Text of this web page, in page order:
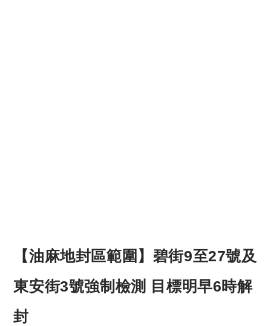
【油麻地封區範圍】碧街9至27號及
東安街3號強制檢測 目標明早6時解
封